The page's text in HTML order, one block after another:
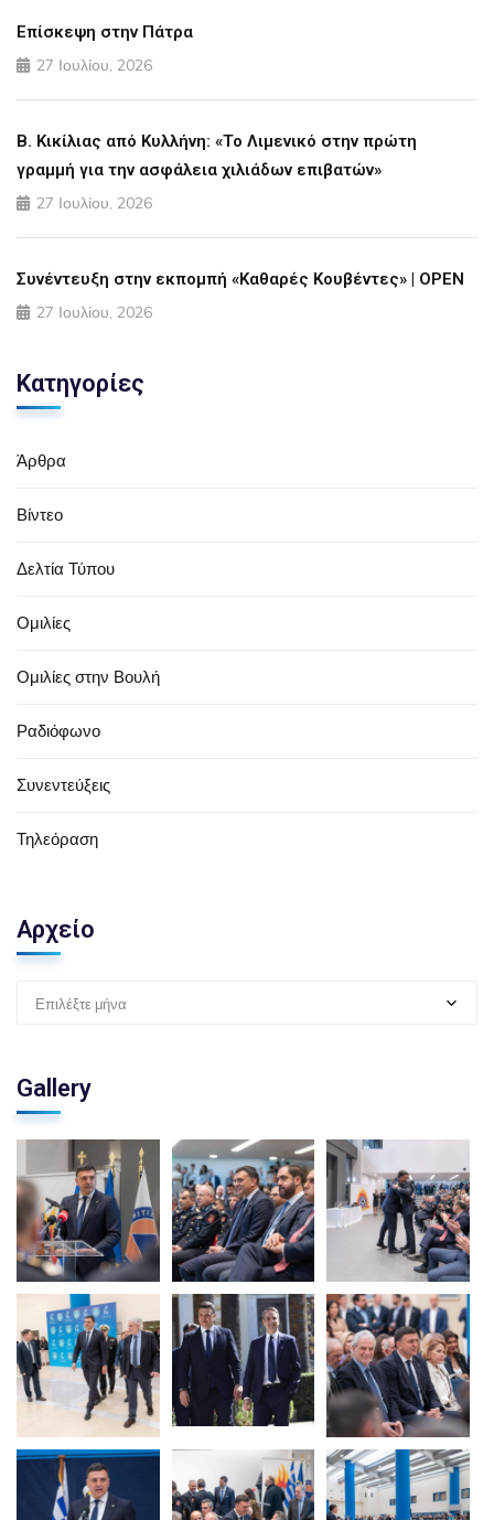
Επίσκεψη στην Πάτρα
27 Ιουλίου, 2026
Β. Κικίλιας από Κυλλήνη: «Το Λιμενικό στην πρώτη
γραμμή για την ασφάλεια χιλιάδων επιβατών»
27 Ιουλίου, 2026
Συνέντευξη στην εκπομπή «Καθαρές Κουβέντες» | OPEN
27 Ιουλίου, 2026
Κατηγορίες
Άρθρα
Βίντεο
Δελτία Τύπου
Ομιλίες
Ομιλίες στην Βουλή
Ραδιόφωνο
Συνεντεύξεις
Τηλεόραση
Αρχείο
Επιλέξτε μήνα
Gallery